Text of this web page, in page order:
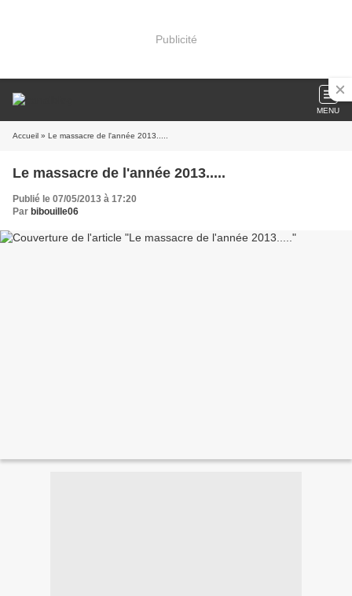
Publicité
MENU
Accueil » Le massacre de l'année 2013.....
Le massacre de l'année 2013.....
Publié le 07/05/2013 à 17:20
Par bibouille06